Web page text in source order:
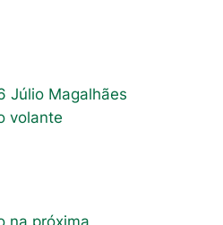
Júlio Magalhães
volante
na próxima